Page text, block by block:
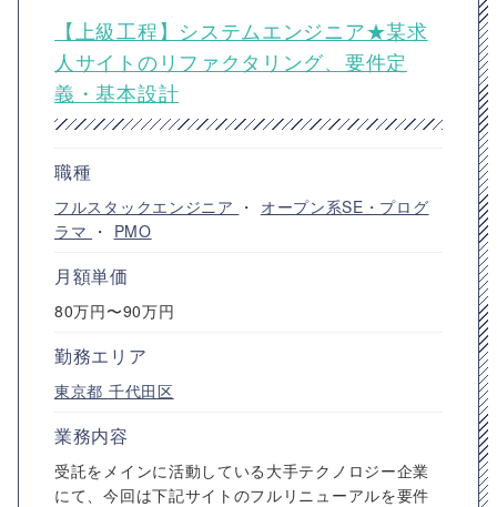
【上級工程】システムエンジニア★某求
人サイトのリファクタリング、要件定
義・基本設計
職種
フルスタックエンジニア ・ オープン系SE・プログ
ラマ ・ PMO
月額単価
80万円〜90万円
勤務エリア
東京都 千代田区
業務内容
受託をメインに活動している大手テクノロジー企業
にて、今回は下記サイトのフルリニューアルを要件